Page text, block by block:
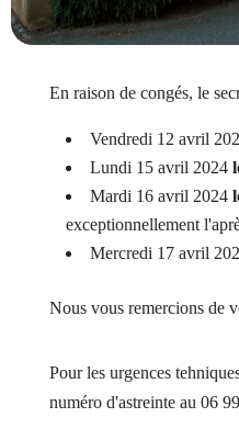
En raison de congés, le
Vendredi 12 avril
Lundi 15 avril 2024
Mardi 16 avril 2024
exceptionnellement
Mercredi 17 avril
Nous vous remercions de
Pour les urgences
numéro d'astreinte au 06